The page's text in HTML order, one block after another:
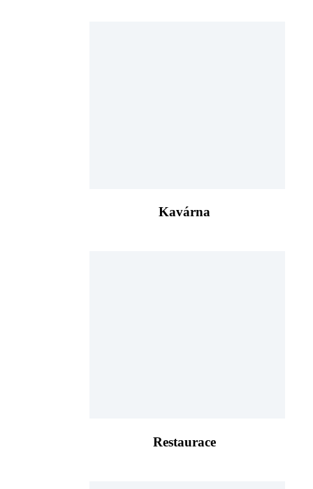
Kavárna
Restaurace